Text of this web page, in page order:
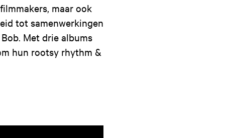
maar ook
tot samenwerkingen
Met drie albums
hun rootsy rhythm &